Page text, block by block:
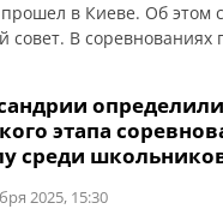
в Киеве. Об этом
совет. В
По результатам
завоевали: Наши
этапа
среди
2025, 15:30